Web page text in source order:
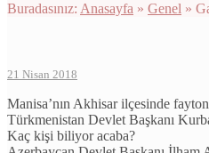
Buradasınız: Anasayfa » Genel »
21 Nisan 2018
Manisa’nın Akhisar ilçesinde
Türkmenistan Devlet Başkanı
Kaç kişi biliyor acaba?